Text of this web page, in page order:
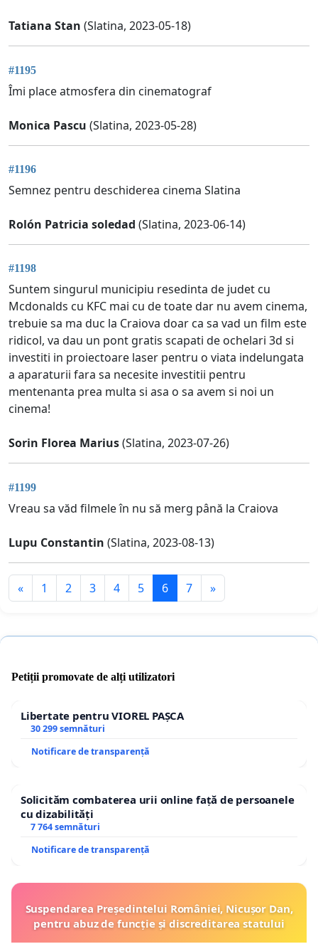
Tatiana Stan (Slatina, 2023-05-18)
#1195
Îmi place atmosfera din cinematograf
Monica Pascu (Slatina, 2023-05-28)
#1196
Semnez pentru deschiderea cinema Slatina
Rolón Patricia soledad (Slatina, 2023-06-14)
#1198
Suntem singurul municipiu resedinta de judet cu
Mcdonalds cu KFC mai cu de toate dar nu avem cinema,
trebuie sa ma duc la Craiova doar ca sa vad un film este
ridicol, va dau un pont gratis scapati de ochelari 3d si
investiti in proiectoare laser pentru o viata indelungata
a aparaturii fara sa necesite investitii pentru
mentenanta prea multa si asa o sa avem si noi un
cinema!
Sorin Florea Marius(Slatina, 2023-07-26)
#1199
Vreau sa văd filmele în nu să merg până la Craiova
Lupu Constantin (Slatina, 2023-08-13)
« 1 2 3 4 5 6 7 »
Petiții promovate de alți utilizatori
Libertate pentru VIOREL PAȘCA
30 299 semnături
Notificare de transparență
Solicităm combaterea urii online față de persoanele
cu dizabilități
7 764 semnături
Notificare de transparență
Suspendarea Președintelui României, Nicușor Dan,
pentru abuz de funcție și discreditarea statului